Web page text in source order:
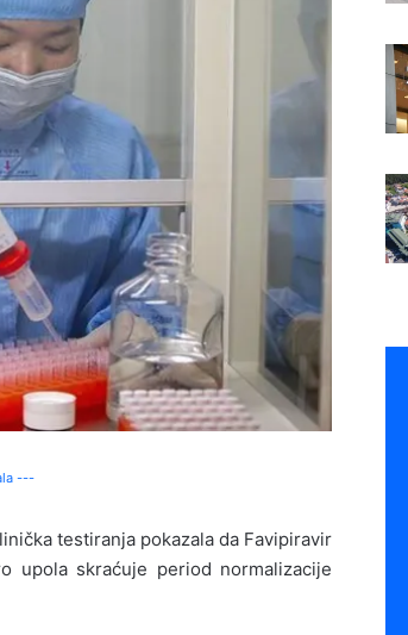
---
testiranja pokazala da Favipiravir
upola skraćuje period normalizacije